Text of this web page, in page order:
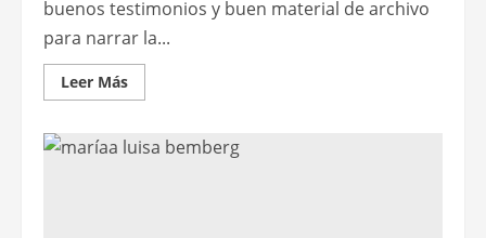
buenos testimonios y buen material de archivo
para narrar la...
Leer MásLeer
más
María
Luisa